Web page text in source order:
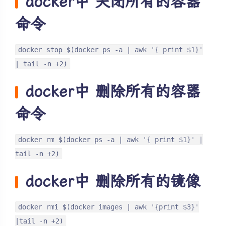
命令
docker stop $(docker ps -a | awk '{ print $1}'
| tail -n +2)
docker中 删除所有的容器
命令
docker rm $(docker ps -a | awk '{ print $1}' |
tail -n +2)
docker中 删除所有的镜像
docker rmi $(docker images | awk '{print $3}'
|tail -n +2)